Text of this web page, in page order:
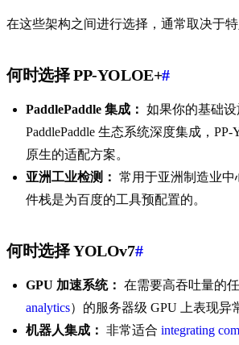
在这些架构之间进行选择，通常取决于特
何时选择 PP-YOLOE+#
PaddlePaddle 集成： 如果你的基础
PaddlePaddle 生态系统深度集成，
原生的适配方案。
亚洲工业检测： 常用于亚洲制造业
件栈是为百度的工具预配置的。
何时选择 YOLOv7#
GPU 加速系统： 在需要高吞吐量的
analytics）的服务器级 GPU 上表现异
机器人集成： 非常适合 integrating